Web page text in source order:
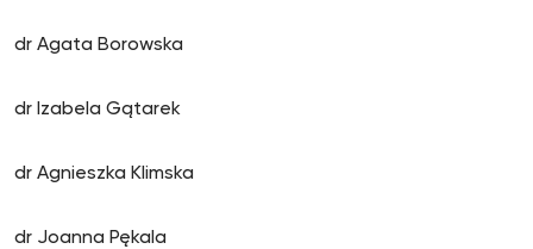
dr Agata Borowska
dr Izabela Gątarek
dr Agnieszka Klimska
dr Joanna Pękala